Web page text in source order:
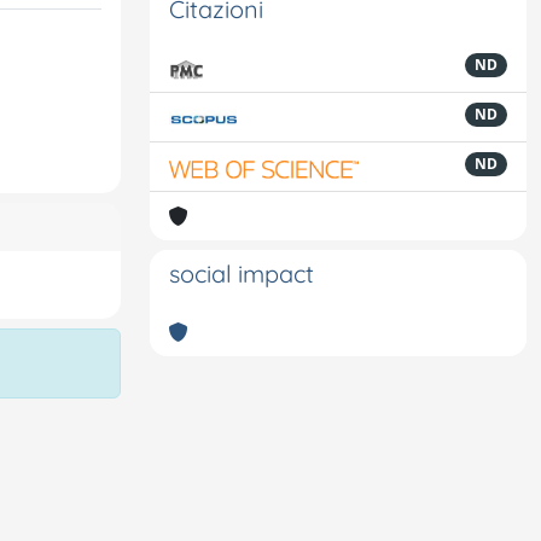
Citazioni
ND
ND
ND
social impact